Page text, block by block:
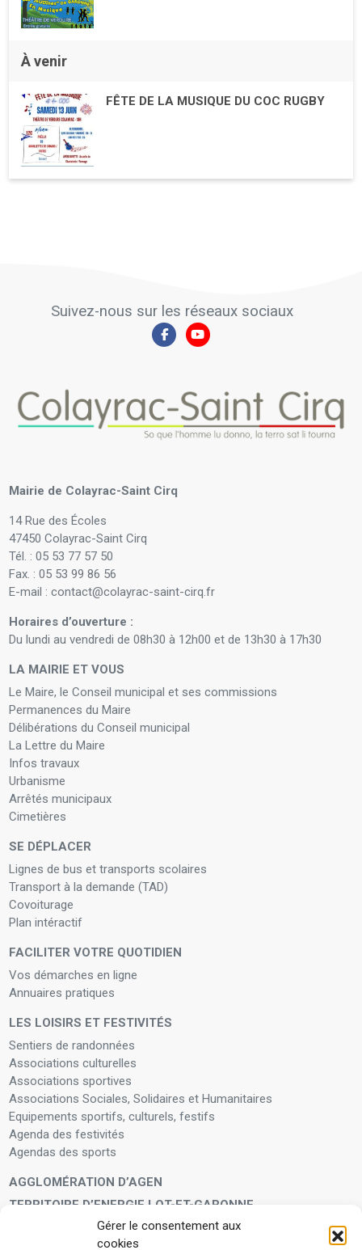
Gérer le consentement aux
cookies
À venir
FÊTE DE LA MUSIQUE DU COC RUGBY
Suivez-nous sur les réseaux sociaux
Mairie de Colayrac-Saint Cirq
14 Rue des Écoles
47450 Colayrac-Saint Cirq
Tél. : 05 53 77 57 50
Fax. : 05 53 99 86 56
E-mail : contact@colayrac-saint-cirq.fr
Horaires d’ouverture :
Du lundi au vendredi de 08h30 à 12h00 et de 13h30 à 17h30
LA MAIRIE ET VOUS
Le Maire, le Conseil municipal et ses commissions
Permanences du Maire
Délibérations du Conseil municipal
La Lettre du Maire
Infos travaux
Urbanisme
Arrêtés municipaux
Cimetières
SE DÉPLACER
Lignes de bus et transports scolaires
Transport à la demande (TAD)
Covoiturage
Plan intéractif
FACILITER VOTRE QUOTIDIEN
Vos démarches en ligne
Annuaires pratiques
LES LOISIRS ET FESTIVITÉS
Sentiers de randonnées
Associations culturelles
Associations sportives
Associations Sociales, Solidaires et Humanitaires
Equipements sportifs, culturels, festifs
Agenda des festivités
Agendas des sports
AGGLOMÉRATION D’AGEN
TERRITOIRE D’ENERGIE LOT-ET-GARONNE